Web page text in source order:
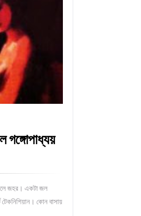
গঙ্গোপাধ্যয়
জহর। একটা জল
টেকনিশিয়ান। কোন বাসায়